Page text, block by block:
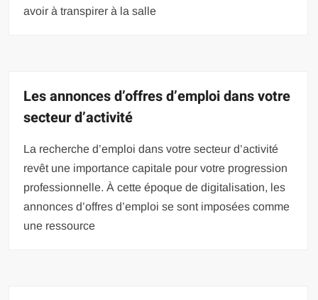
avoir à transpirer à la salle
Les annonces d’offres d’emploi dans votre
secteur d’activité
La recherche d’emploi dans votre secteur d’activité
revêt une importance capitale pour votre progression
professionnelle. À cette époque de digitalisation, les
annonces d’offres d’emploi se sont imposées comme
une ressource